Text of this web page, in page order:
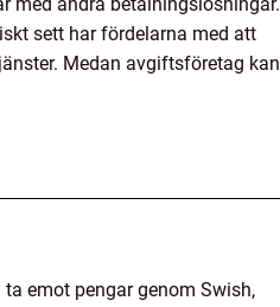
med andra betalningslösningar.
sett har fördelarna med att
Medan avgiftsföretag kan
emot pengar genom Swish,